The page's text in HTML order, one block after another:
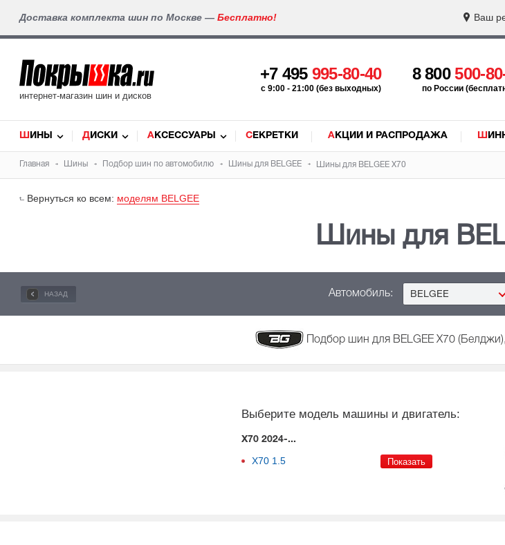
Доставка комплекта шин по Москве — Бесплатно! Ваш
интернет-магазин шин и дисков
+7 495 995-80-40
c 9:00 - 21:00 (без выходных)
8 800500-
по России
ШИНЫ ДИСКИ АКСЕССУАРЫ СЕКРЕТКИ АКЦИИ И РАСПРОДАЖА
Главная Шины Подбор шин по автомобилю Шины для BELGEE Шины для BELGEE X70
Вернуться ко всем: моделям BELGEE
Шины для
НАЗАД Автомобиль: BELGEE
Подбор шин для BELGEE X70
Выберите модель машины и двигатель:
X70 2024-...
X70 1.5